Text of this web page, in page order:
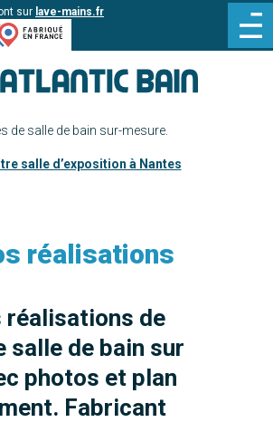
sur lave-mains.fr
de salle de bain sur-mesure.
salle d’exposition à Nantes
réalisations
réalisations de
salle de bain sur
photos et plan
Fabricant